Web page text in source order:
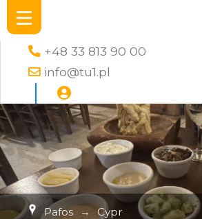
+48 33 813 90 00
info@tu1.pl
Pafos → Cypr